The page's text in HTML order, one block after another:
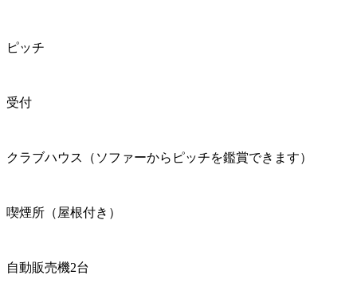
ピッチ
受付
クラブハウス（ソファーからピッチを鑑賞できます）
喫煙所（屋根付き）
自動販売機2台